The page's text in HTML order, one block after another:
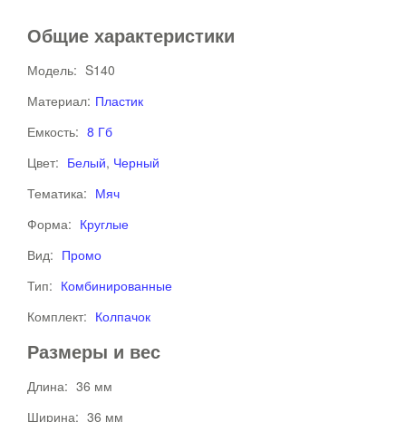
Общие характеристики
Модель: S140
Материал: Пластик
Емкость: 8 Гб
Цвет: Белый, Черный
Тематика: Мяч
Форма: Круглые
Вид: Промо
Тип: Комбинированные
Комплект: Колпачок
Размеры и вес
Длина: 36 мм
Ширина: 36 мм